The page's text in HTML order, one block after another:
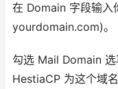
在 Domain 字段输入
yourdomain.com)。
勾选 Mail Domain
HestiaCP 为这个域